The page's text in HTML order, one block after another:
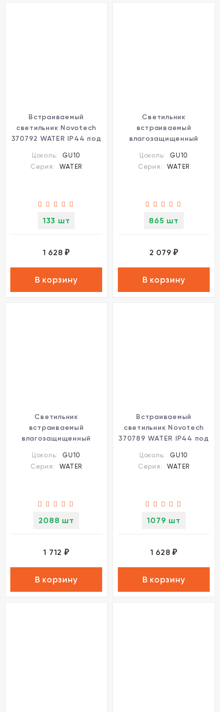
Встраиваемый
светильник Novotech
370792 WATER IP44 под
Цоколь:
GU10
Серия:
WATER
133 шт
1 628₽
В корзину
Светильник
встраиваемый
влагозащищенный
Цоколь:
GU10
Серия:
WATER
865 шт
2 079₽
В корзину
Светильник
встраиваемый
влагозащищенный
Цоколь:
GU10
Серия:
WATER
2088 шт
1 712 ₽
В корзину
Встраиваемый
светильник Novotech
370789 WATER IP44 под
Цоколь:
GU10
Серия:
WATER
1079 шт
1 628₽
В корзину